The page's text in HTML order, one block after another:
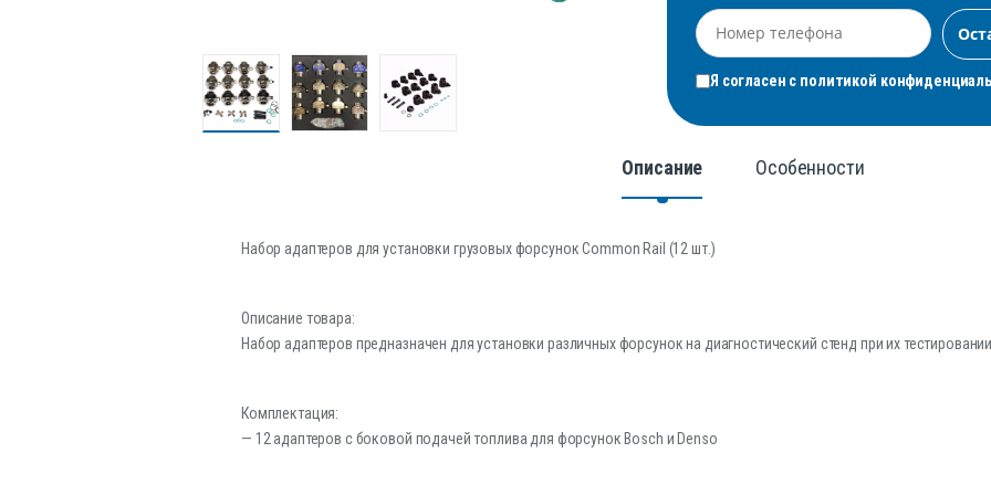
Я согласен с политикой
Описание Особенности
Набор адаптеров для установки грузовых форсунок Common Rail (12 шт.)
Описание товара:
Набор адаптеров предназначен для установки различных форсунок на диагностический стенд при их тестировании
Комплектация:
— 12 адаптеров с боковой подачей топлива для форсунок Bosch и Denso